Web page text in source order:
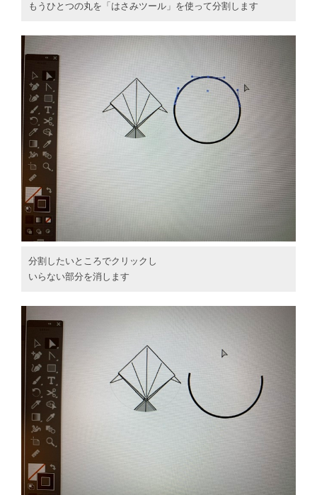
もうひとつの丸を「はさみツール」を使って分割します
分割したいところでクリックし
いらない部分を消します